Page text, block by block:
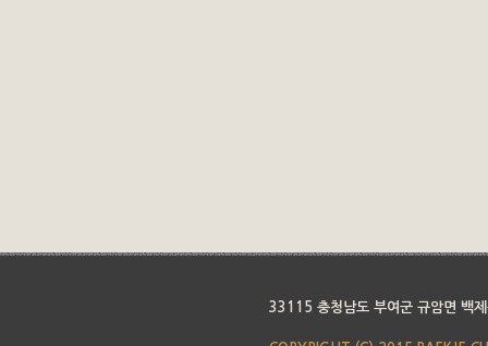
33115 충청남도 부여군 규암면 백